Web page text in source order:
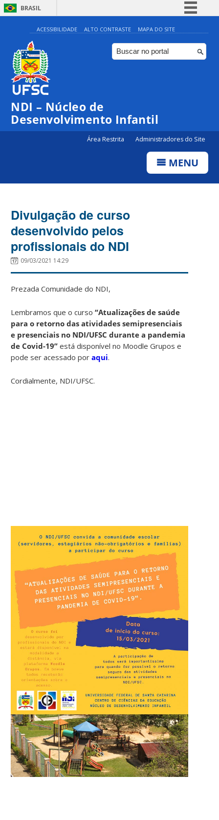
BRASIL
Simplifique!
Comunica BR
Participe
ACESSIBILIDADE ALTO CONTRASTE MAPA DO SITE
NDI – Núcleo de
Desenvolvimento Infantil
Área Restrita Administradores do Site
MENU
Divulgação de curso
desenvolvido pelos
profissionais do NDI
09/03/2021 14:29
Prezada Comunidade do NDI,
Lembramos que o curso “Atualizações de saúde
para o retorno das atividades semipresenciais
e presenciais no NDI/UFSC durante a pandemia
de Covid-19”está disponível no Moodle Grupos e
pode ser acessado poraqui.
Cordialmente, NDI/UFSC.